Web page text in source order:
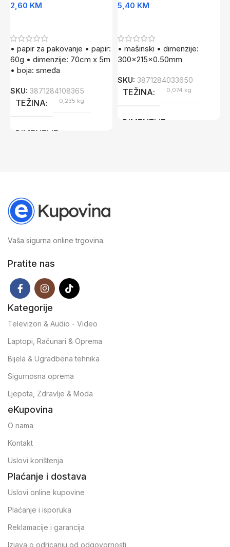
2,60 KM
• papir za pakovanje • papir:
60g • dimenzije: 70cm x 5m
• boja: smeđa
SKU: 3871284108365
TEŽINA 0,235 kg
DIMENZIJE
5,40 KM
• mašinski • dimenzije:
300x215x0.50mm
SKU: 3871284033650
TEŽINA 0,074 kg
DIMENZIJE
Vaša sigurna online trgovina.
Pratite nas
Kategorije
Televizori & Audio - Video
Laptopi, Računari & Oprema
Bijela & Ugradbena tehnika
Sigurnosna oprema
Ljepota, Zdravlje & Moda
eKupovina
O nama
Kontakt
Uslovi korištenja
Plaćanje i dostava
Uslovi online kupovine
Plaćanje i isporuka
Reklamacije i garancija
Izjava o odricanju od odgovornosti